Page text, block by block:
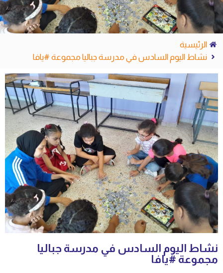
الرئيسية
نشاط اليوم السادس في مدرسة جباليا مجموعة #يافا
نشاط اليوم السادس في مدرسة جباليا
مجموعة #يافا